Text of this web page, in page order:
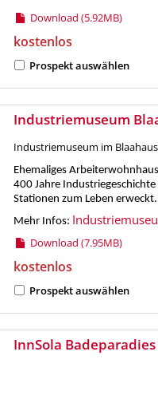
Download (5.92MB)
kostenlos
Prospekt auswählen
Industriemuseum
Industriemuseum im
Ehemaliges
400 Jahre
Stationen zum Leben erweckt.
Mehr Infos:
Download (7.95MB)
kostenlos
Prospekt auswählen
InnSola Badeparadies